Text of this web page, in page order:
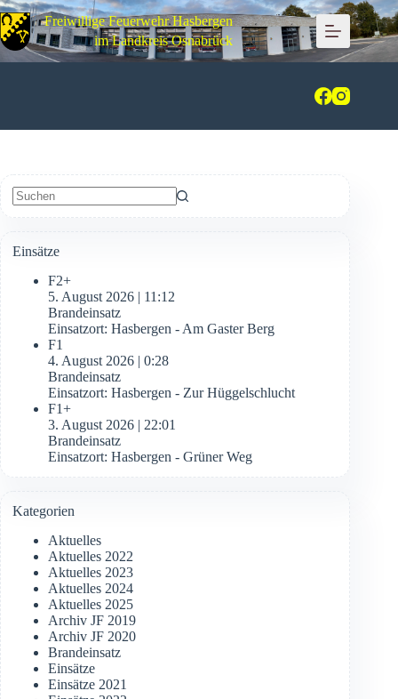
Zum
Inhalt
springen
Freiwillige Feuerwehr Hasbergen
im Landkreis Osnabrück
Einsätze
F2+
5. August 2026 | 11:12
Brandeinsatz
Einsatzort: Hasbergen - Am Gaster Berg
F1
4. August 2026 | 0:28
Brandeinsatz
Einsatzort: Hasbergen - Zur Hüggelschlucht
F1+
3. August 2026 | 22:01
Brandeinsatz
Einsatzort: Hasbergen - Grüner Weg
Kategorien
Aktuelles
Aktuelles 2022
Aktuelles 2023
Aktuelles 2024
Aktuelles 2025
Archiv JF 2019
Archiv JF 2020
Brandeinsatz
Einsätze
Einsätze 2021